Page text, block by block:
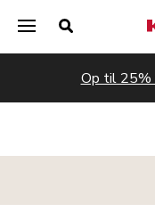
Op til 25%